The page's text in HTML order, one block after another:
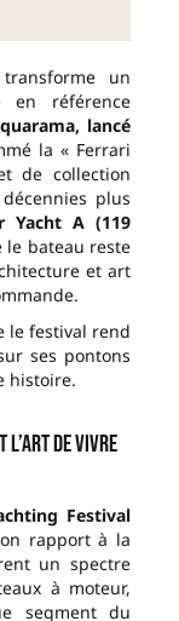
un
référence
lancé
la « Ferrari
de collection
plus
Yacht A (119
le bateau reste
et art
le festival rend
ses pontons
histoire.
l’art de vivre
Festival
rapport à la
un spectre
à moteur,
segment du